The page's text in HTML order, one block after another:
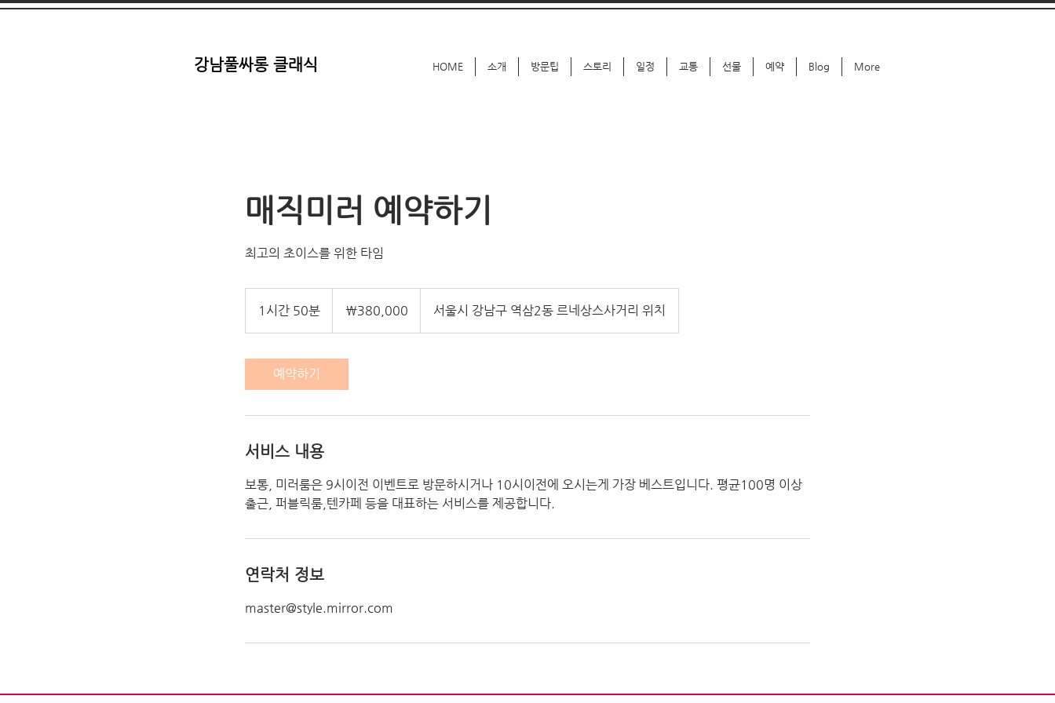
강남풀싸롱 클래식 HOME 소개 방문팁 스토리 일정 교통 선물 예약 Blog More
매직미러 예약하기
최고의 초이스를 위한 타임
1시간 50분
시국
₩380,000 서울시 강남구 역삼2동 르네상스사거리 위치
예약하기
서비스 내용
보통, 미러룸은 9시이전 이벤트로 방문하시거나 10시이전에 오시는게 가장 베스트입니다. 평균100명 이상
출근, 퍼블릭룸,텐카페 등을 대표하는 서비스를 제공합니다.
연락처 정보
master@style.mirror.com